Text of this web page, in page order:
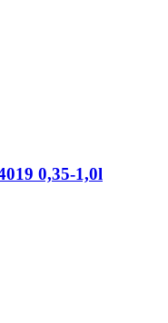
0,35-​1,0l